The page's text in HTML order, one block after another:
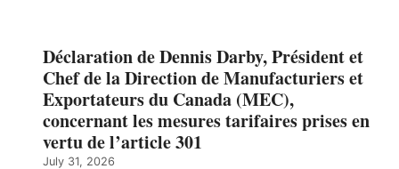
Déclaration de Dennis Darby, Président et
Chef de la Direction de Manufacturiers et
Exportateurs du Canada (MEC),
concernant les mesures tarifaires prises en
vertu de l’article 301
July 31, 2026